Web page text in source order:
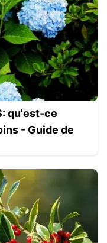
qu'est-ce
- Guide de